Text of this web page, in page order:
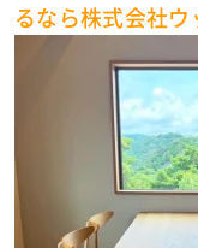
るなら株式会社ウ